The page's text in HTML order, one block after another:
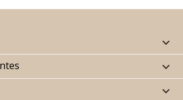


